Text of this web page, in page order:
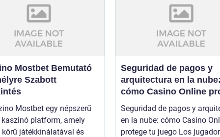
Mostbet Bemutató
Szabott
Mostbet egy népszerű
platform, amely
körű játékkínálatával és
Seguridad de pagos y
arquitectura en la
cómo Casino Online
tu juego
Seguridad de pagos y
en la nube: cómo Casino
protege tu juego Los